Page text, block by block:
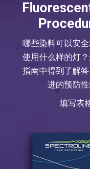
哪些染料可以安
使用什么样的灯
指南中得到了解
进的预防性
填写表